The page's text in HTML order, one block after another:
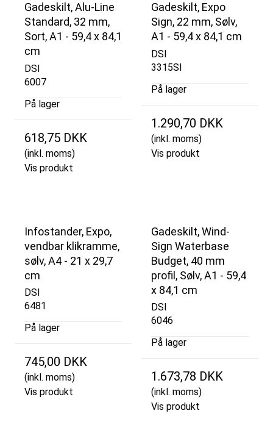
Gadeskilt, Alu-Line
Standard, 32 mm,
Sort, A1 - 59,4 x 84,1
cm
DSI
6007
På lager
618,75 DKK
(inkl. moms)
Vis produkt
Gadeskilt, Expo
Sign, 22 mm, Sølv,
A1 - 59,4 x 84,1 cm
DSI
3315SI
På lager
1.290,70 DKK
(inkl. moms)
Vis produkt
Infostander, Expo,
vendbar klikramme,
sølv, A4 - 21 x 29,7
cm
DSI
6481
På lager
745,00 DKK
(inkl. moms)
Vis produkt
Gadeskilt, Wind-
Sign Waterbase
Budget, 40 mm
profil, Sølv, A1 - 59,4
x 84,1 cm
DSI
6046
På lager
1.673,78 DKK
(inkl. moms)
Vis produkt